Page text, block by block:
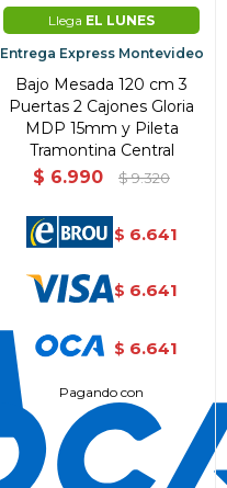
Llega EL LUNES
Entrega Express Montevideo
Bajo Mesada 120 cm 3
Puertas 2 Cajones Gloria
MDP 15mm y Pileta
Tramontina Central
$ 6.990 $ 9.320
$ 6.641
$ 6.641
$ 6.641
Pagando con